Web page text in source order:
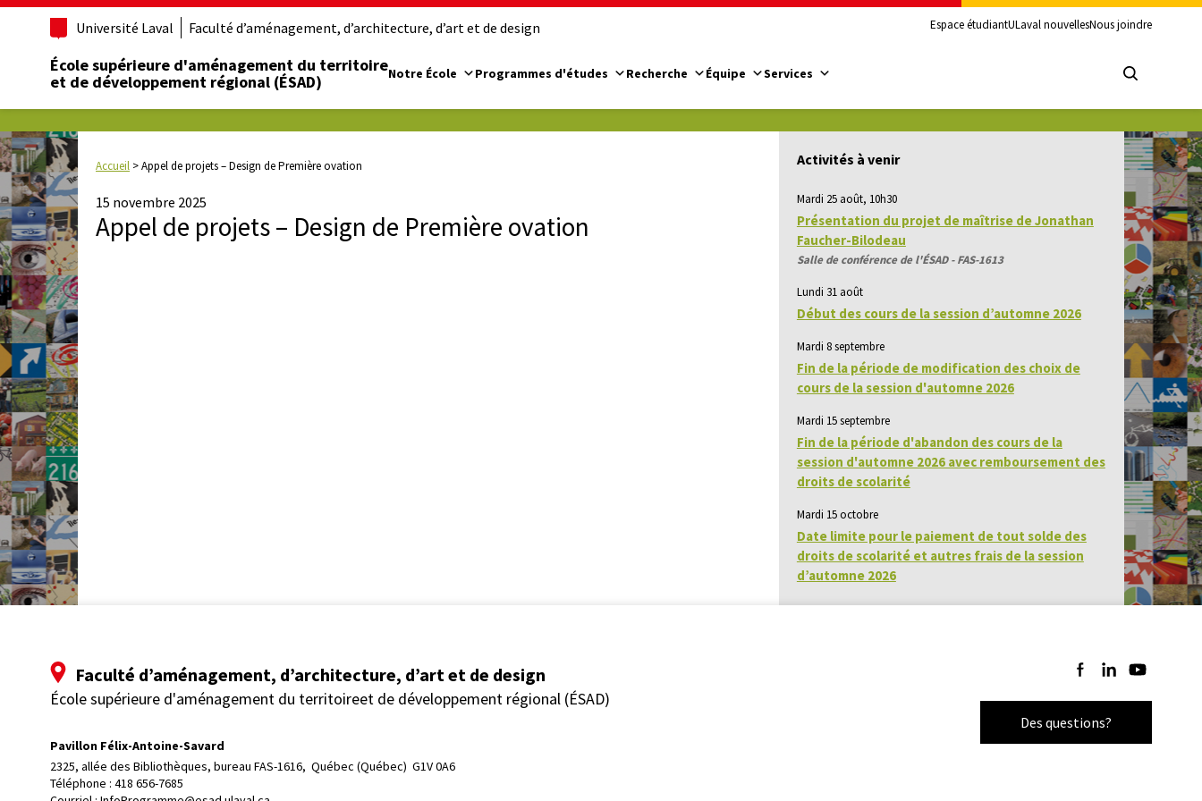
Université Laval Faculté d’aménagement, d’architecture, d’art et de design Espace étudiantULaval nouvellesNous joindre
École supérieure d'aménagement du territoire
et de développement régional (ÉSAD)
Notre École Programmes d'études Recherche Équipe Services
Accueil >Appel de projets – Design de Première ovation
15 novembre 2025
Appel de projets – Design de Première ovation
Activités à venir
Mardi 25 août, 10h30
Présentation du projet de maîtrise de Jonathan
Faucher-Bilodeau
Salle de conférence de l'ÉSAD - FAS-1613
Lundi 31 août
Début des cours de la session d’automne 2026
Mardi 8 septembre
Fin de la période de modification des choix de
cours de la session d'automne 2026
Mardi 15 septembre
Fin de la période d'abandon des cours de la
session d'automne 2026 avec remboursement des
droits de scolarité
Mardi 15 octobre
Date limite pour le paiement de tout solde des
droits de scolarité et autres frais de la session
d’automne 2026
Faculté d’aménagement, d’architecture, d’art et de design
École supérieure d'aménagement du territoireet de développement régional (ÉSAD)
Pavillon Félix-Antoine-Savard
2325, allée des Bibliothèques, bureau FAS-1616, Québec (Québec)  G1V 0A6
Téléphone : 418 656-7685
Suivez-nous sur
Suivez-nous sur
Suivez-nous
Des questions?